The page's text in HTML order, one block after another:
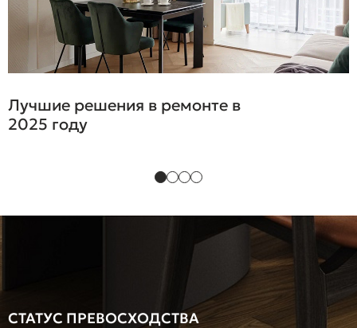
Лучшие решения в ремонте в
2025 году
СТАТУС ПРЕВОСХОДСТВА